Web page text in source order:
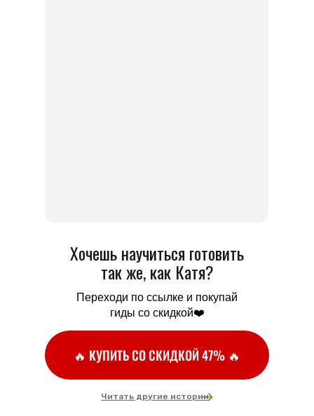
Хочешь научиться готовить
так же, как Катя?
Переходи по ссылке и покупай
гиды со скидкой❤️
🔥 КУПИТЬ СО СКИДКОЙ 47% 🔥
Читать другие истории